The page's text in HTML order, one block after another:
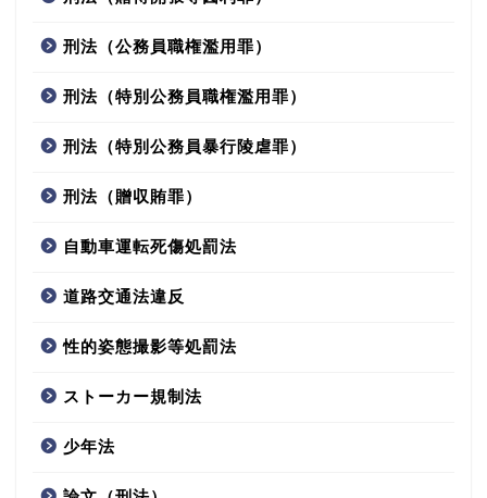
刑法（公務員職権濫用罪）
刑法（特別公務員職権濫用罪）
刑法（特別公務員暴行陵虐罪）
刑法（贈収賄罪）
自動車運転死傷処罰法
道路交通法違反
性的姿態撮影等処罰法
ストーカー規制法
少年法